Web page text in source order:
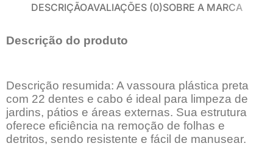
DESCRIÇÃOAVALIAÇÕES (0)SOBRE A MARCA
Descrição do produto
Descrição resumida: A vassoura plástica preta
com 22 dentes e cabo é ideal para limpeza de
jardins, pátios e áreas externas. Sua estrutura
oferece eficiência na remoção de folhas e
detritos, sendo resistente e fácil de manusear.